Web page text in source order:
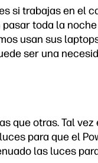
si trabajas en el
toda la
usan sus
ser una
que otras. Tal
para que el
las luces